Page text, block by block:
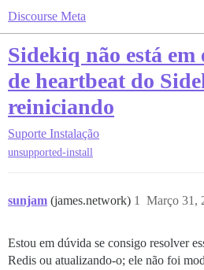
Discourse Meta
Sidekiq não está em
de heartbeat do
reiniciando
Suporte Instalação
unsupported-install
sunjam (james.network) Março 31,
1
Estou em dúvida se consigo resolver
Redis ou atualizando-o; ele não foi